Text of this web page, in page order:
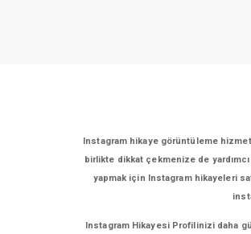
Instagram hikaye görüntüleme
birlikte dikkat çekmenize de
yapmak için Instagram hikayeleri
Instagram Hikayesi Profilinizi daha